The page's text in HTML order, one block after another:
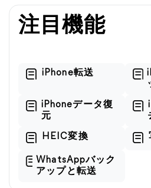
注目機能
iPhone転送
iPhoneデータ復
元
HEIC変換
WhatsAppバック
アップと転送